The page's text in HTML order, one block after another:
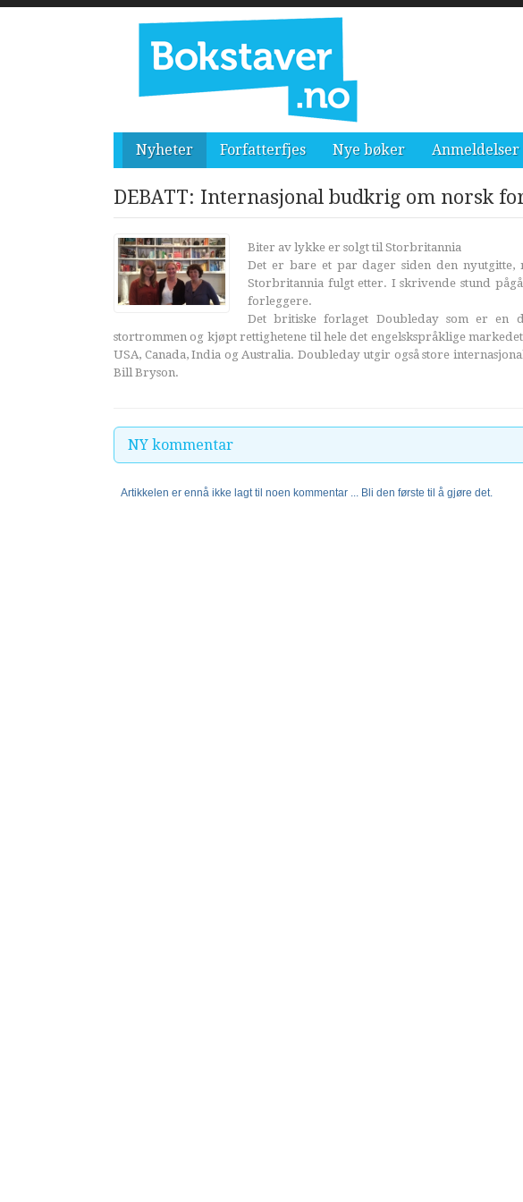
Nyheter Forfatterfjes Nye bøker Anmeldelser
DEBATT: Internasjonal budkrig om norsk
Biter av lykke er solgt til Storbritannia
Det er bare et par dager siden den
Storbritannia fulgt etter. I skrivende stund
forleggere.
Det britiske forlaget Doubleday som er en
stortrommen og kjøpt rettighetene til hele det engelskspråklige
USA, Canada, India og Australia. Doubleday utgir også store
Bill Bryson.
NY kommentar
Artikkelen er ennå ikke lagt til noen kommentar ... Bli den første til å gjøre det.